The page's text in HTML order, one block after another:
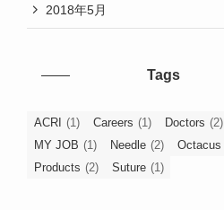
2018年5月
Tags
ACRI (1) Careers (1) Doctors (2)
MY JOB (1) Needle (2) Octacus
Products (2) Suture (1)